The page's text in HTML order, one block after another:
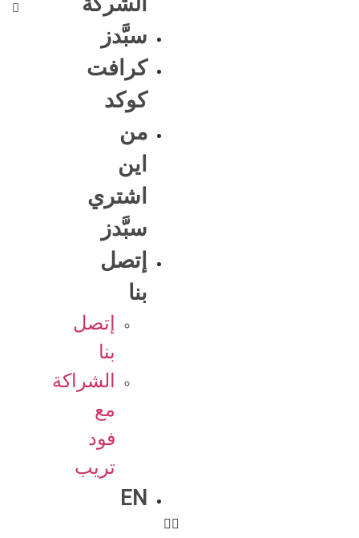
سبَّدز
كرافت
كوكد
من
اين
اشتري
سبَّدز
إتصل
بنا
إتصل
بنا
الشراكة
مع
فود
تريب
EN